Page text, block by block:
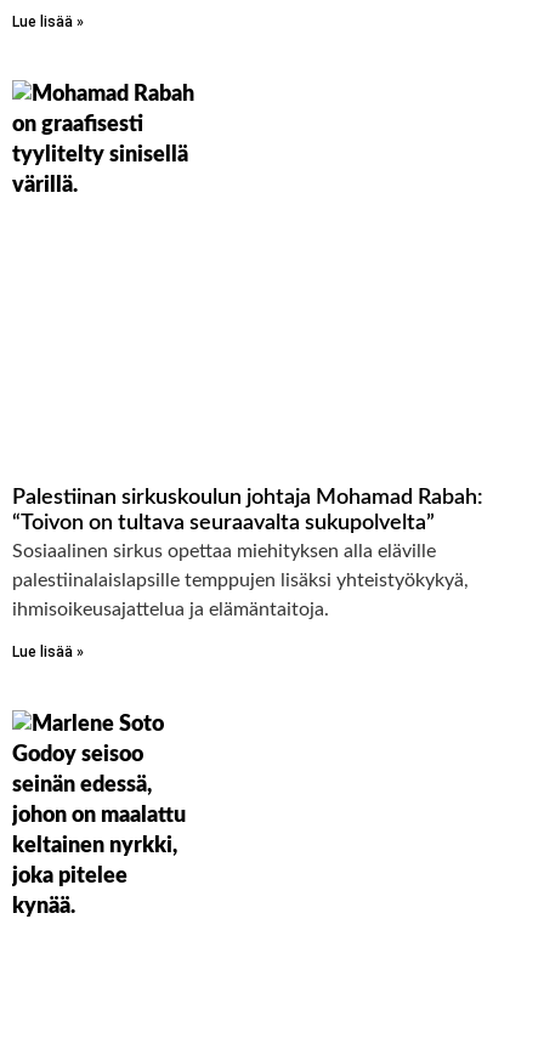
Lue lisää »
Palestiinan sirkuskoulun johtaja Mohamad Rabah:
“Toivon on tultava seuraavalta sukupolvelta”
Sosiaalinen sirkus opettaa miehityksen alla eläville
palestiinalaislapsille temppujen lisäksi yhteistyökykyä,
ihmisoikeusajattelua ja elämäntaitoja.
Lue lisää »